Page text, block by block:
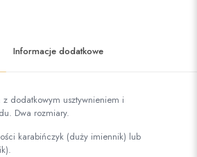
Informacje dodatkowe
z dodatkowym usztywnieniem i
Dwa rozmiary.
karabińczyk (duży imiennik) lub